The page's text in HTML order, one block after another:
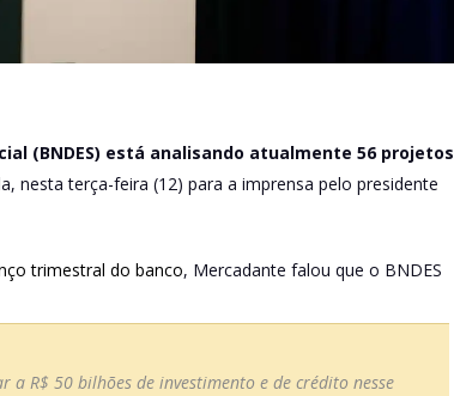
(BNDES) está analisando atualmente 56 projetos
nesta terça-feira (12) para a imprensa pelo presidente
trimestral do banco, Mercadante falou que o BNDES
R$ 50 bilhões de investimento e de crédito nesse